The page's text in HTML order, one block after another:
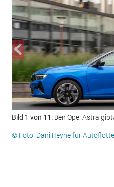
Bild 1 von 11: Den Opel Astra
© Foto: Dani Heyne für Autoflotte